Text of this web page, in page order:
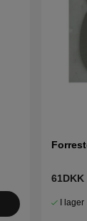
61DKK
I lager